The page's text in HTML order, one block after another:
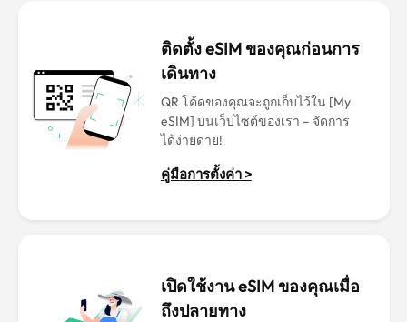
ติดตั้ง eSIM ของคุณก่อนการ
เดินทาง
QR โค้ดของคุณจะถูกเก็บไว้ใน [My
eSIM] บนเว็บไซต์ของเรา – จัดการ
ได้ง่ายดาย!
คู่มือการตั้งค่า >
เปิดใช้งาน eSIM ของคุณเมื่อ
ถึงปลายทาง